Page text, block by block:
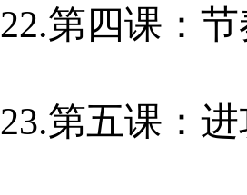
22.第四课：节
23.第五课：